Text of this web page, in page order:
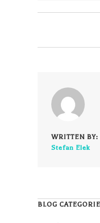
WRITTEN BY:
Stefan Elek
BLOG